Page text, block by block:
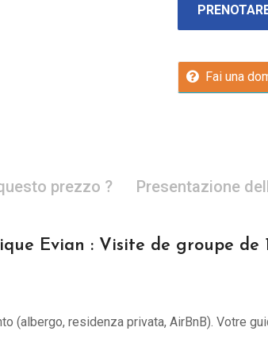
Fai una
prezzo ? Presentazione
Evian : Visite de groupe de
(albergo, residenza privata, AirBnB). Votre